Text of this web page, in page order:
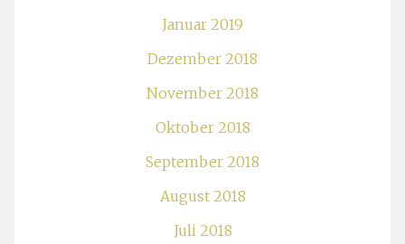
Januar 2019
Dezember 2018
November 2018
Oktober 2018
September 2018
August 2018
Juli 2018